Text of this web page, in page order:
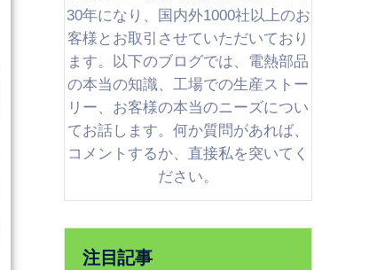
30年になり、国内外1000社以上のお
客様とお取引させていただいており
ます。以下のブログでは、電熱部品
の本当の知識、工場での生産ストー
リー、お客様の本当のニーズについ
てお話します。何か質問があれば、
コメントするか、直接私を突いてく
ださい。
注目記事